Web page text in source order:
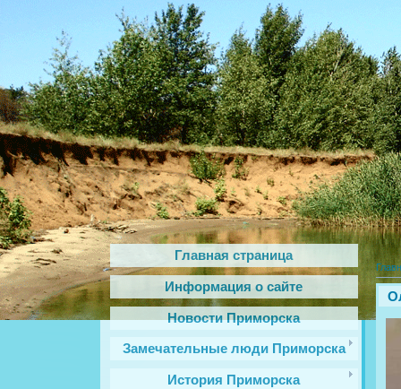
Главная страница
Информация о сайте
Новости Приморска
Замечательные люди Приморска
История Приморска